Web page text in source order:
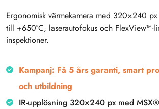
Ergonomisk värmekamera med 320×240
till +650°C, laserautofokus och FlexView™-
inspektioner.
Kampanj: Få 5 års garanti, smart
och utbildning
IR-upplösning 320×240 px med